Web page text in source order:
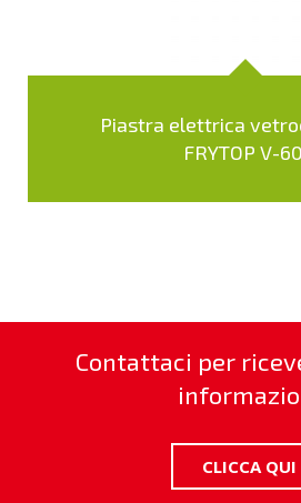
Piastra elettrica
FRYTOP V-
Contattaci per
CLICCA QUI